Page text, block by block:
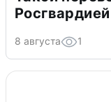
8 августа 1